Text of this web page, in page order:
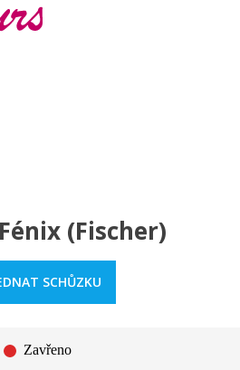
(Fischer)
SCHŮZKU
Zavřeno